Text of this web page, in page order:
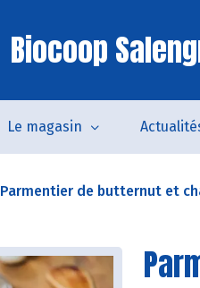
Biocoop
Le magasin
Parmentier de butternut et